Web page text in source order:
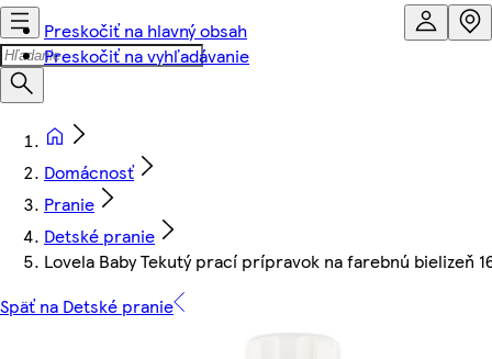
Preskočiť na hlavný obsah
Preskočiť na vyhľadávanie
Domácnosť
Pranie
Detské pranie
Lovela Baby Tekutý prací prípravok na farebnú bielizeň
Späť na Detské pranie